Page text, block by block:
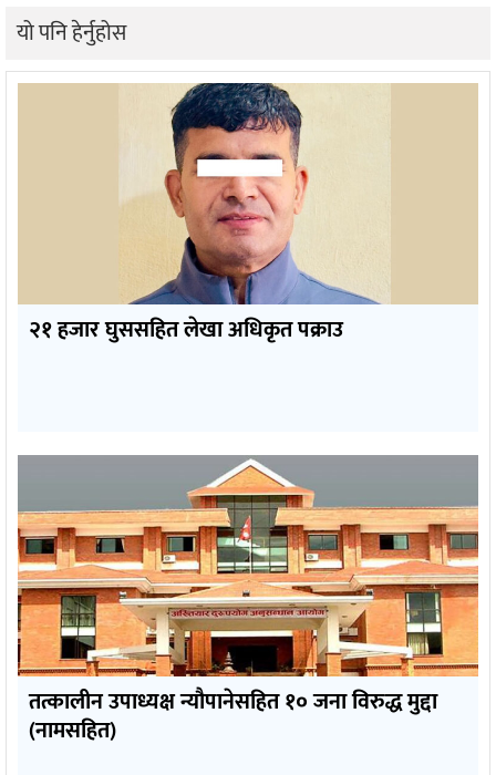
यो पनि हेर्नुहोस
२१ हजार घुससहित लेखा अधिकृत पक्राउ
तत्कालीन उपाध्यक्ष न्यौपानेसहित १० जना विरुद्ध मुद्दा
(नामसहित)